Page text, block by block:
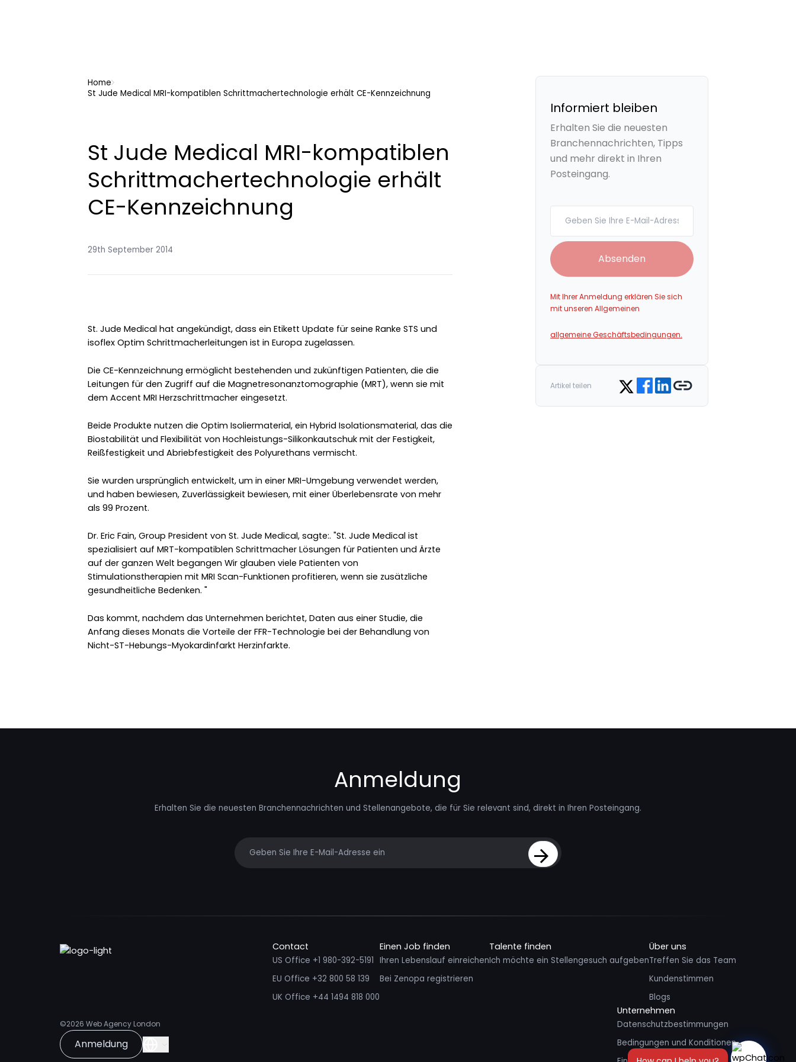
Home
St Jude Medical MRI-kompatiblen Schrittmachertechnologie erhält CE-Kennzeichnung
St Jude Medical MRI-kompatiblen
Schrittmachertechnologie erhält
CE-Kennzeichnung
29th September 2014
St. Jude Medical hat angekündigt, dass ein Etikett Update für seine Ranke STS und
isoflex Optim Schrittmacherleitungen ist in Europa zugelassen.
Die CE-Kennzeichnung ermöglicht bestehenden und zukünftigen Patienten, die die
Leitungen für den Zugriff auf die Magnetresonanztomographie (MRT), wenn sie mit
dem Accent MRI Herzschrittmacher eingesetzt.
Beide Produkte nutzen die Optim Isoliermaterial, ein Hybrid Isolationsmaterial, das die
Biostabilität und Flexibilität von Hochleistungs-Silikonkautschuk mit der Festigkeit,
Reißfestigkeit und Abriebfestigkeit des Polyurethans vermischt.
Sie wurden ursprünglich entwickelt, um in einer MRI-Umgebung verwendet werden,
und haben bewiesen, Zuverlässigkeit bewiesen, mit einer Überlebensrate von mehr
als 99 Prozent.
Dr. Eric Fain, Group President von St. Jude Medical, sagte:. "St. Jude Medical ist
spezialisiert auf MRT-kompatiblen Schrittmacher Lösungen für Patienten und Ärzte
auf der ganzen Welt begangen Wir glauben viele Patienten von
Stimulationstherapien mit MRI Scan-Funktionen profitieren, wenn sie zusätzliche
gesundheitliche Bedenken. "
Das kommt, nachdem das Unternehmen berichtet, Daten aus einer Studie, die
Anfang dieses Monats die Vorteile der FFR-Technologie bei der Behandlung von
Nicht-ST-Hebungs-Myokardinfarkt Herzinfarkte.
Informiert bleiben
Erhalten Sie die neuesten
Branchennachrichten, Tipps
und mehr direkt in Ihren
Posteingang.
Absenden
Mit Ihrer Anmeldung erklären Sie sich
mit unseren Allgemeinen
allgemeine Geschäftsbedingungen.
Artikel teilen Share on Twitter
Share on Facebook
Share on LinkedIn
Copy link
Anmeldung
Erhalten Sie die neuesten Branchennachrichten und Stellenangebote, die für Sie relevant sind, direkt in Ihren Posteingang.
Sign Up
©2026 Web Agency London
Anmeldung
Contact
US Office +1 980-392-5191
EU Office +32 800 58 139
UK Office +44 1494 818 000
Einen Job finden
Ihren Lebenslauf einreichen
Bei Zenopa registrieren
Talente finden
Ich möchte ein Stellengesuch aufgeben
Über uns
Treffen Sie das Team
Kundenstimmen
Blogs
Unternehmen
Datenschutzbestimmungen
Bedingungen und Konditionen